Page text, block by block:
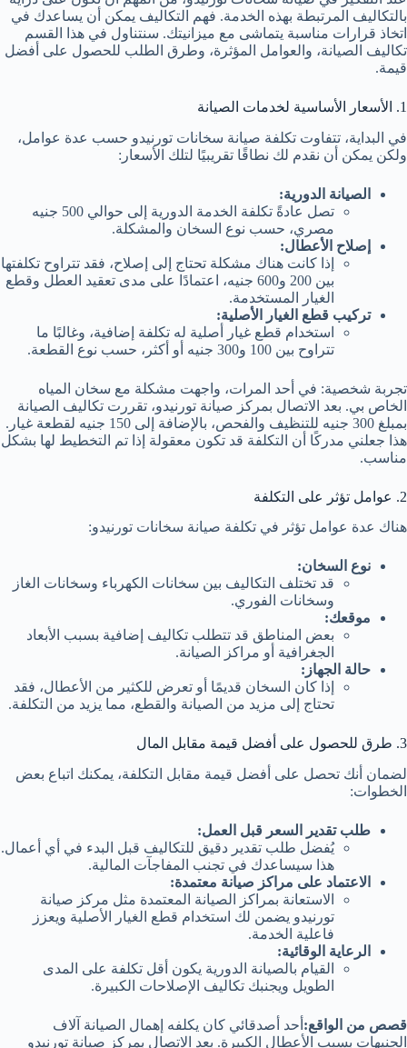
بالتكاليف المرتبطة بهذه الخدمة. فهم التكاليف يمكن أن يساعدك في
اتخاذ قرارات مناسبة يتماشى مع ميزانيتك. سنتناول في هذا القسم
تكاليف الصيانة، والعوامل المؤثرة، وطرق الطلب للحصول على أفضل
قيمة.
1. الأسعار الأساسية لخدمات الصيانة
في البداية، تتفاوت تكلفة صيانة سخانات تورنيدو حسب عدة عوامل،
ولكن يمكن أن نقدم لك نطاقًا تقريبيًا لتلك الأسعار:
الصيانة الدورية:
تصل عادةً تكلفة الخدمة الدورية إلى حوالي 500 جنيه
مصري، حسب نوع السخان والمشكلة.
إصلاح الأعطال:
إذا كانت هناك مشكلة تحتاج إلى إصلاح، فقد تتراوح تكلفتها
بين 200 و600 جنيه، اعتمادًا على مدى تعقيد العطل وقطع
الغيار المستخدمة.
تركيب قطع الغيار الأصلية:
استخدام قطع غيار أصلية له تكلفة إضافية، وغالبًا ما
تتراوح بين 100 و300 جنيه أو أكثر، حسب نوع القطعة.
تجربة شخصية: في أحد المرات، واجهت مشكلة مع سخان المياه
الخاص بي. بعد الاتصال بمركز صيانة تورنيدو، تقررت تكاليف الصيانة
بمبلغ 300 جنيه للتنظيف والفحص، بالإضافة إلى 150 جنيه لقطعة غيار.
هذا جعلني مدركًا أن التكلفة قد تكون معقولة إذا تم التخطيط لها بشكل
مناسب.
2. عوامل تؤثر على التكلفة
هناك عدة عوامل تؤثر في تكلفة صيانة سخانات تورنيدو:
نوع السخان:
قد تختلف التكاليف بين سخانات الكهرباء وسخانات الغاز
وسخانات الفوري.
موقعك:
بعض المناطق قد تتطلب تكاليف إضافية بسبب الأبعاد
الجغرافية أو مراكز الصيانة.
حالة الجهاز:
إذا كان السخان قديمًا أو تعرض للكثير من الأعطال، فقد
تحتاج إلى مزيد من الصيانة والقطع، مما يزيد من التكلفة.
3. طرق للحصول على أفضل قيمة مقابل المال
لضمان أنك تحصل على أفضل قيمة مقابل التكلفة، يمكنك اتباع بعض
الخطوات:
طلب تقدير السعر قبل العمل:
يُفضل طلب تقدير دقيق للتكاليف قبل البدء في أي أعمال.
هذا سيساعدك في تجنب المفاجآت المالية.
الاعتماد على مراكز صيانة معتمدة:
الاستعانة بمراكز الصيانة المعتمدة مثل مركز صيانة
تورنيدو يضمن لك استخدام قطع الغيار الأصلية ويعزز
فاعلية الخدمة.
الرعاية الوقائية:
القيام بالصيانة الدورية يكون أقل تكلفة على المدى
الطويل ويجنبك تكاليف الإصلاحات الكبيرة.
قصص من الواقع: أحد أصدقائي كان يكلفه إهمال الصيانة آلاف
الجنيهات بسبب الأعطال الكبيرة. بعد الاتصال بمركز صيانة تورنيدو